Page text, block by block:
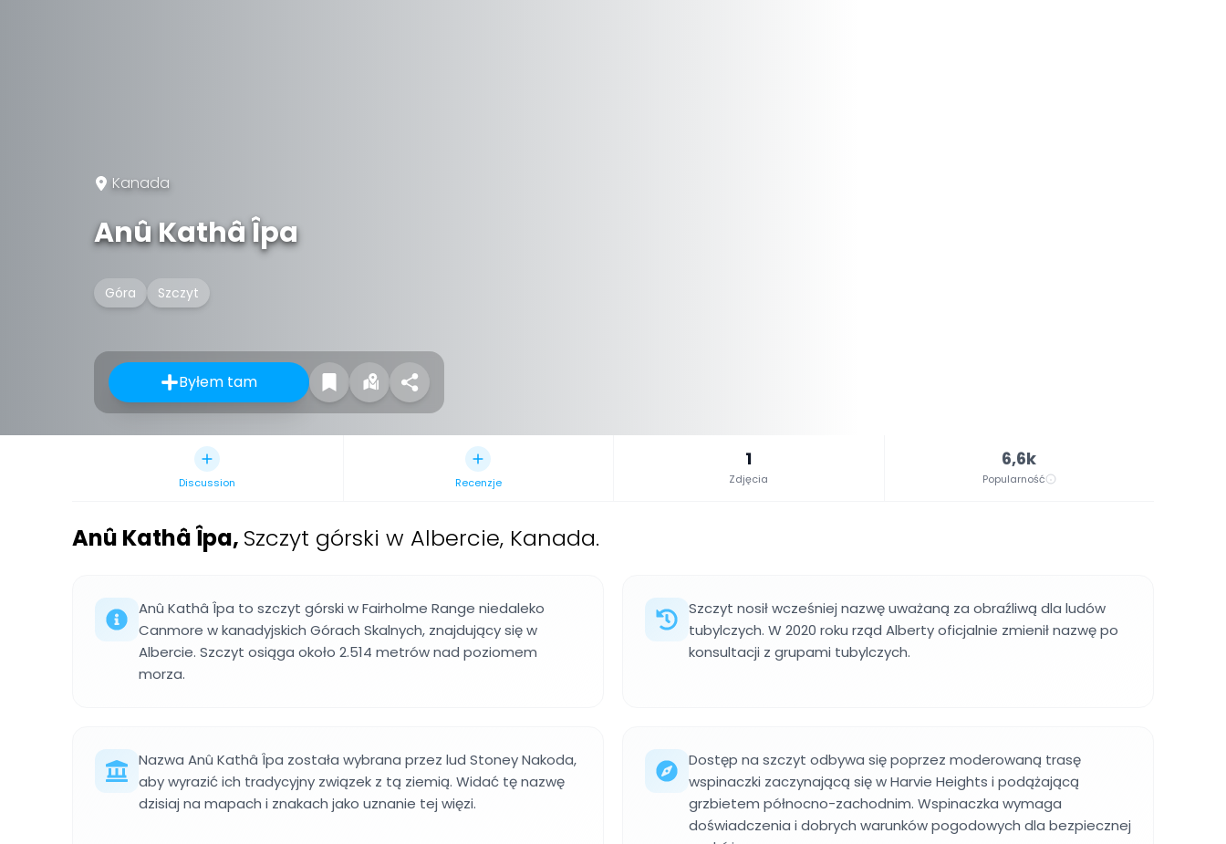
Kanada
Anû Kathâ Îpa
Góra Szczyt
Byłem tam
Discussion Recenzje
1
Zdjęcia
6,6k
Popularność
Anû Kathâ Îpa, Szczyt górski w Albercie, Kanada.
Anû Kathâ Îpa to szczyt górski w Fairholme Range niedaleko
Canmore w kanadyjskich Górach Skalnych, znajdujący się w
Albercie. Szczyt osiąga około 2.514 metrów nad poziomem
morza.
Szczyt nosił wcześniej nazwę uważaną za obraźliwą dla ludów
tubylczych. W 2020 roku rząd Alberty oficjalnie zmienił nazwę po
konsultacji z grupami tubylczych.
Nazwa Anû Kathâ Îpa została wybrana przez lud Stoney Nakoda,
aby wyrazić ich tradycyjny związek z tą ziemią. Widać tę nazwę
dzisiaj na mapach i znakach jako uznanie tej więzi.
Dostęp na szczyt odbywa się poprzez moderowaną trasę
wspinaczki zaczynającą się w Harvie Heights i podążającą
grzbietem północno-zachodnim. Wspinaczka wymaga
doświadczenia i dobrych warunków pogodowych dla bezpiecznej